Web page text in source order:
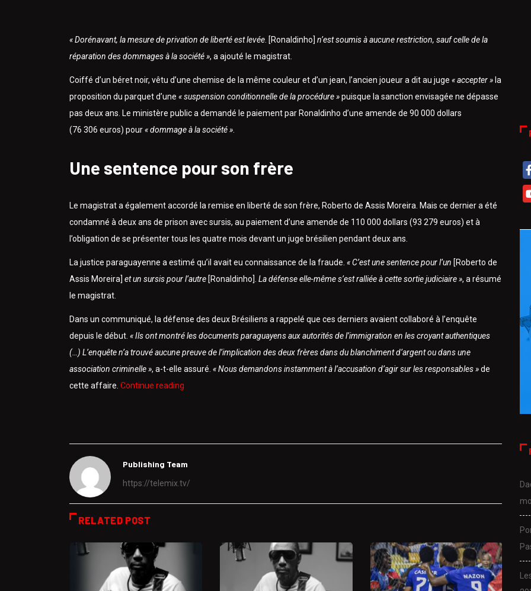
« Dorénavant, la mesure de privation de liberté est levée . [Ronaldinho] n’est soumis à aucune restriction, sauf celle de la
réparation des dommages à la société », a ajouté le magistrat.
Coiffé d’un béret noir, vêtu d’une chemise de la même couleur et d’un jean, l’ancien joueur a dit au juge « accepter » la
proposition du parquet d’une « suspension conditionnelle de la procédure »puisque la sanction envisagée ne dépasse
pas deux ans. Le ministère public a demandé le paiement par Ronaldinho d’une amende de 90 000 dollars
(76 306 euros) pour« dommage à la société »
Une sentence pour son frère
Le magistrat a également accordé la remise en liberté de son frère, Roberto de Assis Moreira. Mais ce dernier a été
condamné à deux ans de prison avec sursis, au paiement d’une amende de 110 000 dollars (93 279 euros) et à
l’obligation de se présenter tous les quatre mois devant un juge brésilien pendant deux ans.
La justice paraguayenne a estimé qu’il avait eu connaissance de la fraude. « C’est une sentence pour l’un [Roberto de
Assis Moreira] et un sursis pour l’autre [Ronaldinho]. La défense elle-même s’est ralliée à cette sortie judiciaire », a résumé
le magistrat.
Dans un communiqué, la défense des deux Brésiliens a rappelé que ces derniers avaient collaboré à l’enquête
depuis le début. « Ils ont montré les documents paraguayens aux autorités de l’immigration en les croyant authentiques
(…) L’enquête n’a trouvé aucune preuve de l’implication des deux frères dans du blanchiment d’argent ou dans une
association criminelle », a-t-elle assuré. « Nous demandons instamment à l’accusation d’agir sur les responsables »de
cette affaire. Continue reading
Publishing Team
https://telemix.tv/
RELATED POST